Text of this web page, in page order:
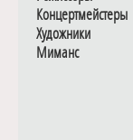
Концертмейстеры
Художники
Миманс